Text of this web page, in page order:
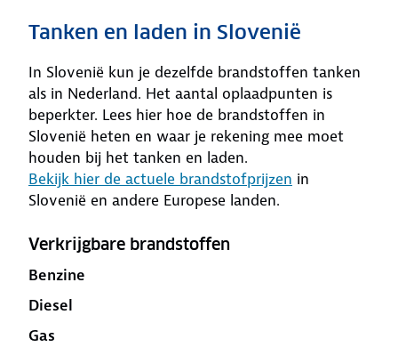
Tanken en laden in Slovenië
In Slovenië kun je dezelfde brandstoffen tanken
als in Nederland. Het aantal oplaadpunten is
beperkter. Lees hier hoe de brandstoffen in
Slovenië heten en waar je rekening mee moet
houden bij het tanken en laden.
Bekijk hier de actuele brandstofprijzen in
Slovenië en andere Europese landen.
Verkrijgbare brandstoffen
Benzine
Diesel
Gas